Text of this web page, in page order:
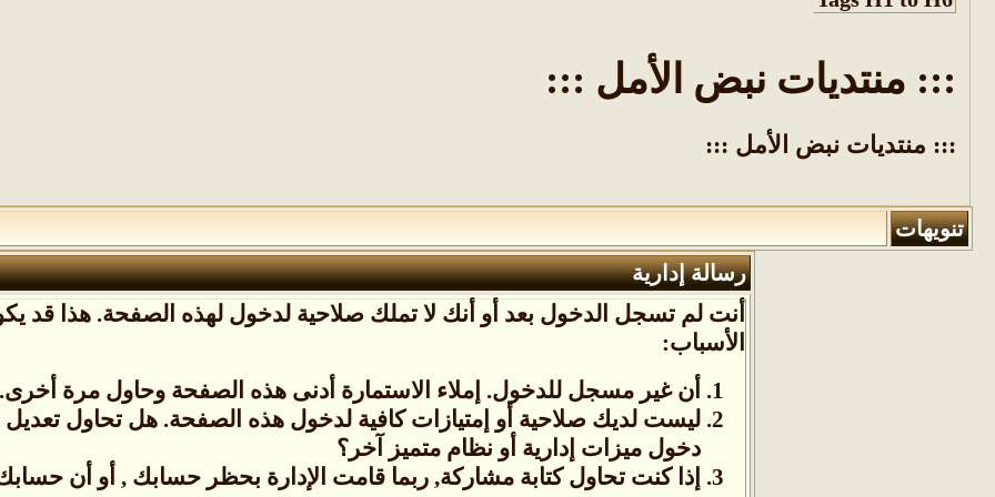
::: منتديات نبض الأمل :::
::: منتديات نبض الأمل :::
تنويهات
رسالة إدارية
أنت لم تسجل الدخول بعد أو أنك لا تملك صلاحية لدخول لهذه الصفحة. هذا قد
الأسباب:
أن غير مسجل للدخول. إملاء الاستمارة أدنى هذه الصفحة وحاول مرة أخرى.
ليست لديك صلاحية أو إمتيازات كافية لدخول هذه الصفحة. هل تحاول
دخول ميزات إدارية أو نظام متميز آخر؟
إذا كنت تحاول كتابة مشاركة, ربما قامت الإدارة بحظر حسابك , أو أن حسابك